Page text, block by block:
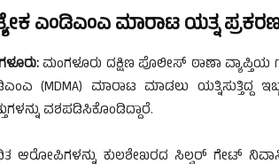
ಎಂಡಿಎಂಎ ಮಾರಾಟ ಯತ್ನ
ಮಂಗಳೂರು ದಕ್ಷಿಣ ಪೊಲೀಸ್ ಠಾಣಾ
(MDMA) ಮಾರಾಟ ಮಾಡಲು ಯತ್ನಿಸುತ್ತಿದ್ದ
ವಶಪಡಿಸಿಕೊಂಡಿದ್ದಾರೆ.
ಆರೋಪಿಗಳನ್ನು ಕುಲಶೇಖರದ ಸಿಲ್ವರ್ ಗೇಟ್